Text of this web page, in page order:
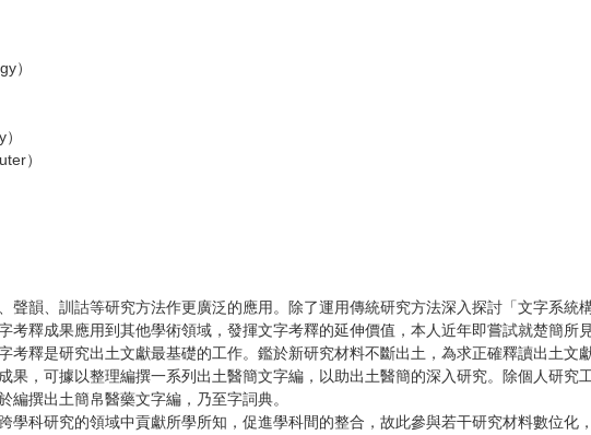
）
）
聲韻、訓詁等研究方法作更廣泛的應用。除了運用傳統研究方法深入探討「文字系
考釋成果應用到其他學術領域，發揮文字考釋的延伸價值，本人近年即嘗試就楚簡
考釋是研究出土文獻最基礎的工作。鑑於新研究材料不斷出土，為求正確釋讀出土
果，可據以整理編撰一系列出土醫簡文字編，以助出土醫簡的深入研究。除個人研
編撰出土簡帛醫藥文字編，乃至字詞典。
學科研究的領域中貢獻所學所知，促進學科間的整合，故此參與若干研究材料數位